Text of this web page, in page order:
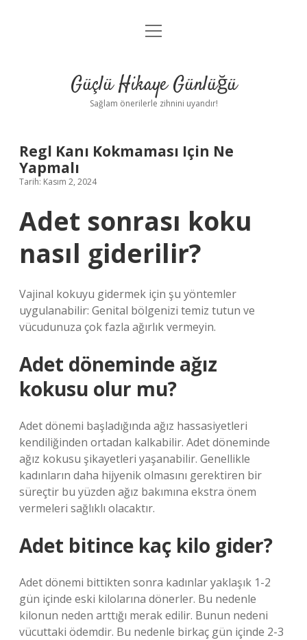
Anasayfa
Yasal Uyarı
menüyü
Güçlü Hikaye Günlüğü
Sağlam önerilerle zihnini uyandır!
Regl Kanı Kokmaması Için Ne
Yapmalı
Tarih: Kasım 2, 2024
Adet sonrası koku
nasıl giderilir?
Vajinal kokuyu gidermek için şu yöntemler
uygulanabilir: Genital bölgenizi temiz tutun ve
vücudunuza çok fazla ağırlık vermeyin.
Adet döneminde ağız
kokusu olur mu?
Adet dönemi başladığında ağız hassasiyetleri
kendiliğinden ortadan kalkabilir. Adet döneminde
ağız kokusu şikayetleri yaşanabilir. Genellikle
kadınların daha hijyenik olmasını gerektiren bir
süreçtir bu yüzden ağız bakımına ekstra önem
vermeleri sağlıklı olacaktır.
Adet bitince kaç kilo gider?
Adet dönemi bittikten sonra kadınlar yaklaşık 1-2
gün içinde eski kilolarına dönerler. Bu nedenle
kilonun neden arttığı merak edilir. Bunun nedeni
vücuttaki ödemdir. Bu nedenle birkaç gün içinde 2-3